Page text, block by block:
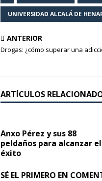
UNIVERSIDAD ALCALÁ DE
ANTERIOR
Drogas: ¿cómo superar una
ARTÍCULOS
Anxo Pérez y sus 88
peldaños para alcanzar el
éxito
SÉ EL PRIMERO EN